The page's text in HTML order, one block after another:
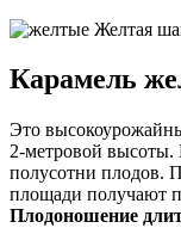
Карамель
Это
2-метровой
полусотни плодов.
площади получают
Плодоношение